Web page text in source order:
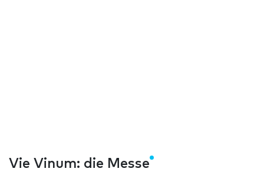
Vie Vinum: die Messe